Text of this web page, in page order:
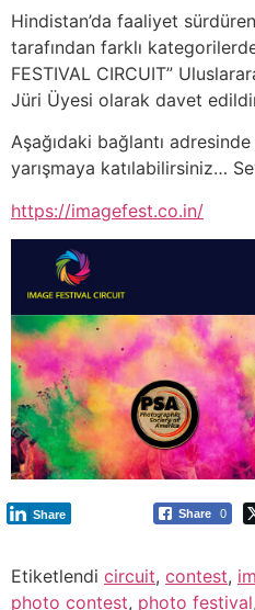
Hindistan’da faaliyet
tarafından farklı
FESTIVAL CIRCUIT”
Jüri Üyesi olarak davet
Aşağıdaki bağlantı
yarışmaya katılabilirsiniz…
https://imagefest.co.in/
Share 0
Share
Etiketlendi circuit, contest,
photo contest, photo festival,